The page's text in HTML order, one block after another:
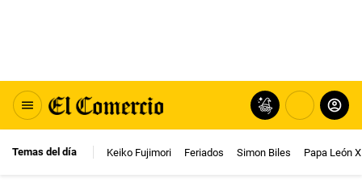
Temas del día Keiko Fujimori Feriados Simon Biles Papa León